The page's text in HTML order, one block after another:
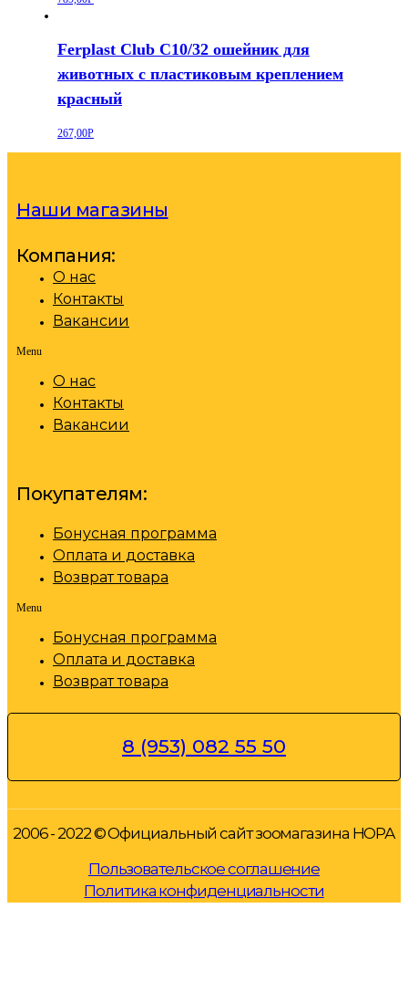
Ferplast Club C10/32 ошейник для
животных с пластиковым креплением
красный
267,00Р
Наши магазины
Компания:
О нас
Контакты
Вакансии
Menu
О нас
Контакты
Вакансии
Покупателям:
Бонусная программа
Оплата и доставка
Возврат товара
Menu
Бонусная программа
Оплата и доставка
Возврат товара
8 (953) 082 55 50
2006 - 2022 © Официальный сайт зоомагазина НОРА
Пользовательское соглашение
Политика конфиденциальности